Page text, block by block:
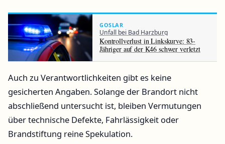
GOSLAR
Unfall bei Bad Harzburg
Kontrollverlust in Linkskurve: 83-
Jähriger auf der K46 schwer verletzt
Auch zu Verantwortlichkeiten gibt es keine
gesicherten Angaben. Solange der Brandort nicht
abschließend untersucht ist, bleiben Vermutungen
über technische Defekte, Fahrlässigkeit oder
Brandstiftung reine Spekulation.